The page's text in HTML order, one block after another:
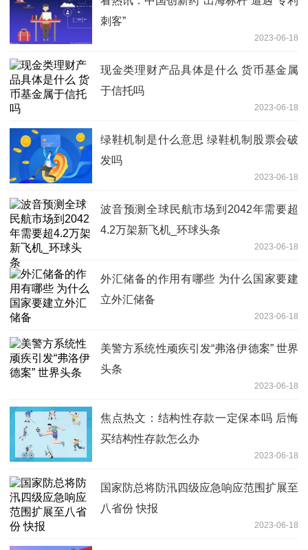
刺客”
2023-06-18
现金类理财产品具体是什么 货币基金属
于信托吗
2023-06-18
绿鞋机制是什么意思 绿鞋机制股票会破
发吗
2023-06-18
波音预测全球民航市场到2042年需要超
4.2万架新飞机_环球头条
2023-06-18
外汇储备的作用有哪些 为什么国家要建
立外汇储备
2023-06-18
美警方系统性顽疾引发“弗洛伊德案” 世界
头条
2023-06-18
焦点热文：结构性存款一定保本吗 后悔
买结构性存款怎么办
2023-06-18
国家防总将防汛四级应急响应范围扩展至
八省份 快报
2023-06-18